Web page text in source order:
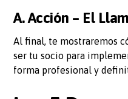
A. Acción – El
Al final, te mostraremos
ser tu socio para
forma profesional y